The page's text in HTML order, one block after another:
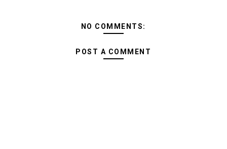
NO COMMENTS:
POST A COMMENT